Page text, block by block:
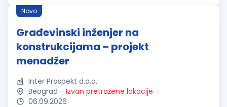
tendere...
Novo
Građevinski inženjer na
konstrukcijama – projekt
menadžer
Inter Prospekt d.o.o.
Beograd - Izvan pretražene lokacije
06.09.2026